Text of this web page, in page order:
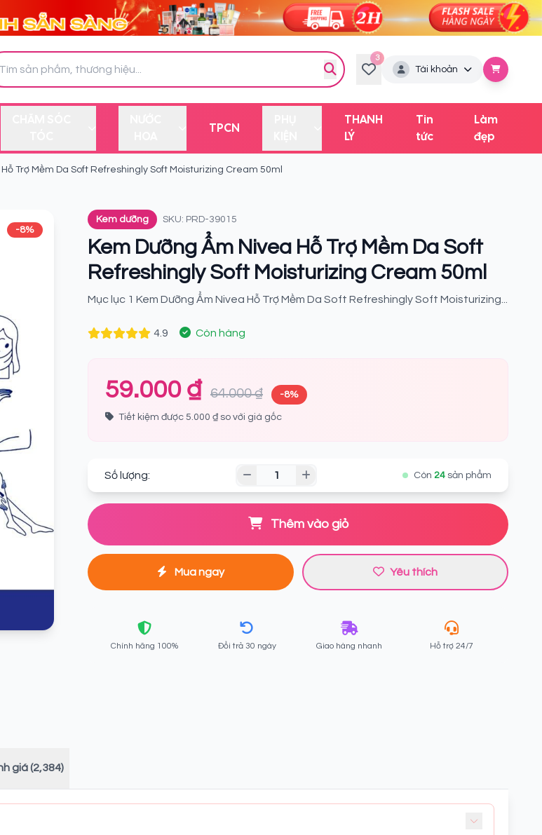
3
Tài khoản
TPCN
THANH
LÝ
Tin
tức
Làm
đẹp
Trợ Mềm Da Soft Refreshingly Soft Moisturizing Cream 50ml
-8%
Kem dưỡng SKU: PRD-39015
Kem Dưỡng Ẩm Nivea Hỗ Trợ Mềm Da Soft
Refreshingly Soft Moisturizing Cream 50ml
Mục lục 1 Kem Dưỡng Ẩm Nivea Hỗ Trợ Mềm Da Soft Refreshingly Soft Moisturizing...
4.9 Còn hàng
59.000 ₫ 64.000 ₫ -8%
Tiết kiệm được 5.000 ₫ so với giá gốc
Số lượng: Còn 24 sản phẩm
Thêm vào giỏ
Mua ngay Yêu thích
Chính hãng 100% Đổi trả 30 ngày Giao hàng nhanh Hỗ trợ 24/7
giá (2,384)